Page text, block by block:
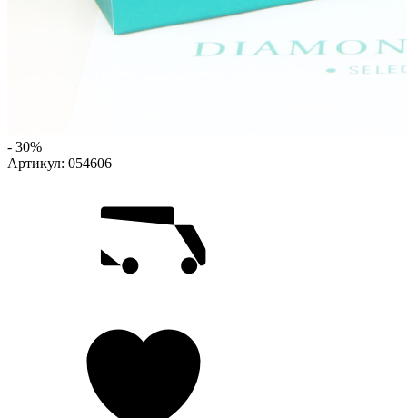
- 30%
Артикул: 054606